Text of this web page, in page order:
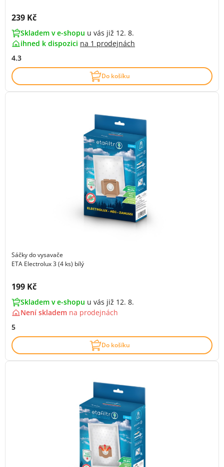
Cena s DPH:
239 Kč
Skladem v e-shopu u vás již 12. 8.
ihned k dispozici na 1 prodejnách
4.3
Do košíku
Sáčky do vysavače
ETA Electrolux 3 (4 ks) bílý
Cena s DPH:
199 Kč
Skladem v e-shopu u vás již 12. 8.
Není skladem na prodejnách
5
Do košíku